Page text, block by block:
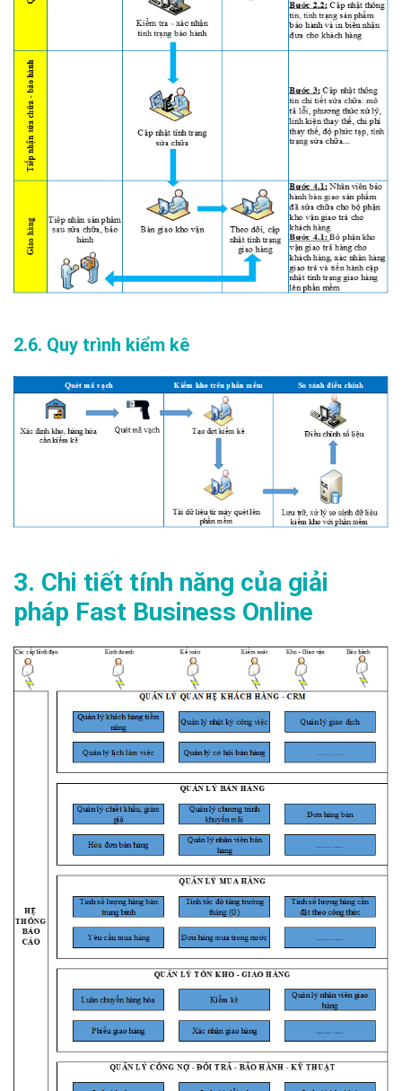
2.6. Quy trình kiểm kê
3. Chi tiết tính năng của giải
pháp Fast Business Online